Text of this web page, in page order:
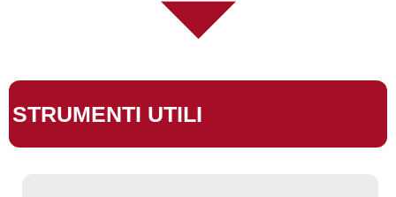
STRUMENTI UTILI